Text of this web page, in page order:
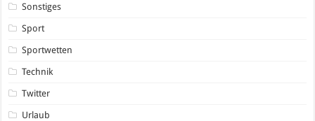
Sonstiges
Sport
Sportwetten
Technik
Twitter
Urlaub